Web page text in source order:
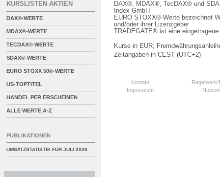
DAX®, MDAX®, TecDAX® und
Index GmbH
EURO STOXX®-Werte bezeichnet
und/oder ihrer Lizenzgeber
TRADEGATE® ist eine
Kurse in EUR;
Zeitangaben in CEST (UTC+2)
Kontakt
Impressum
KURSLISTEN AKTIEN
DAX®-WERTE
MDAX®-WERTE
TECDAX®-WERTE
SDAX®-WERTE
EURO STOXX 50®-WERTE
US-TOPTITEL
HANDEL PER ERSCHEINEN
ALLE WERTE A-Z
PUBLIKATIONEN
UMSATZSTATISTIK FÜR JULI 2026